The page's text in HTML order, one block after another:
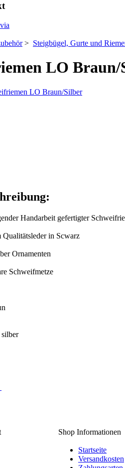
> Steigbügel, Gurte und
LO
Handarbeit gefertigter
Qualitätsleder in Scwarz
Ornamenten
Schweifmetze
silber
Shop Informationen
Startseite
Versandkosten